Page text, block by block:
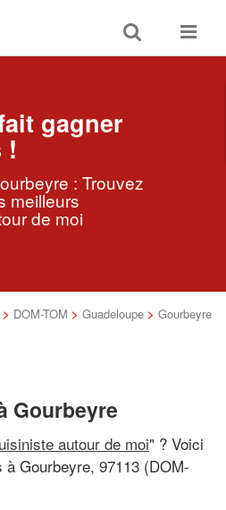
Toggle
search
Toggle
gagner
!
: Trouvez
meilleurs
de moi
> DOM-TOM > Guadeloupe > Gourbeyre
Gourbeyre
autour de moi" ? Voici
Gourbeyre, 97113 (DOM-